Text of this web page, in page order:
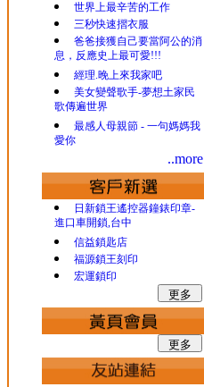
世界上最辛苦的工作
三秒快速摺衣服
爸爸接獲自己要當阿公的消
息，反應史上最可愛!!!
經理.晚上來我家吧
美女變聲歌手-夢想土家民
歌傳遍世界
最感人母親節 - 一句媽媽我
愛你
..more
日新鎖王遙控器鐘錶印章-
進口車開鎖,台中
信益鎖匙店
福源鎖王刻印
宏運鎖印